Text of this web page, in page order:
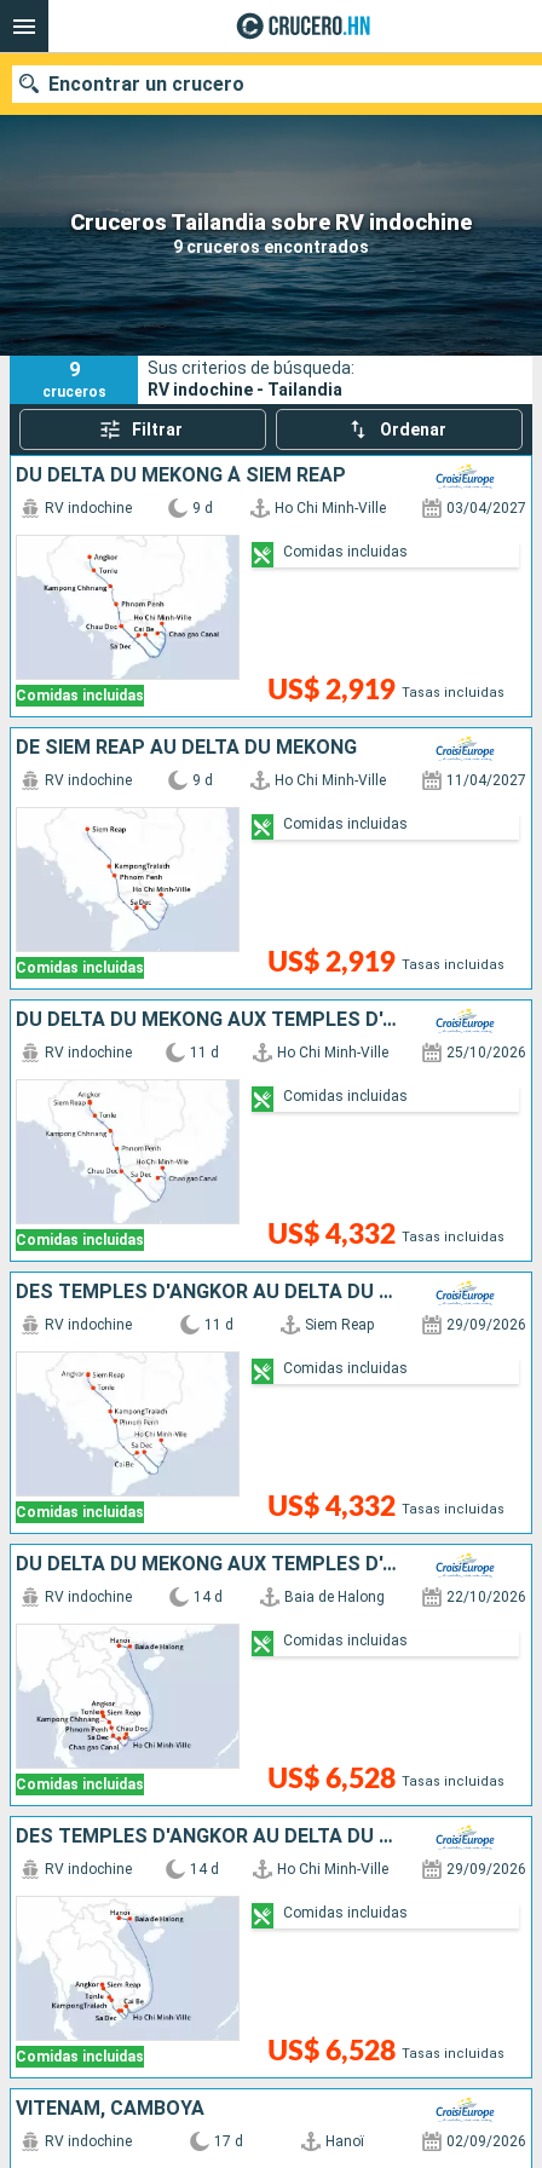
Cruceros Tailandia sobre RV indochine
9 cruceros encontrados
Encontrar un crucero
Nuestros destinos
Fecha de salida
Puertos Compañías
Buscar
9
cruceros
Sus criterios de búsqueda:
RV indochine - Tailandia
Filtrar Ordenar
DU DELTA DU MÉKONG À SIEM REAP
Comidas incluidas
RV indochine 9 d Ho Chi Minh-Ville 03/04/2027
US$ 2,919 Tasas incluidas
Comidas incluidas
DE SIEM REAP AU DELTA DU MÉKONG
Comidas incluidas
RV indochine 9 d Ho Chi Minh-Ville 11/04/2027
US$ 2,919 Tasas incluidas
Comidas incluidas
DU DELTA DU MÉKONG AUX TEMPLES D'ANGKOR (FORMULE PORT/PORT)
Comidas incluidas
RV indochine 11 d Ho Chi Minh-Ville 25/10/2026
US$ 4,332 Tasas incluidas
Comidas incluidas
DES TEMPLES D'ANGKOR AU DELTA DU MÉKONG
Comidas incluidas
RV indochine 11 d Siem Reap 29/09/2026
US$ 4,332 Tasas incluidas
Comidas incluidas
DU DELTA DU MÉKONG AUX TEMPLES D'ANGKOR, HANOÏ ET LA BAIE D'ALONG (FORMULE PORT/PORT)
Comidas incluidas
RV indochine 14 d Baia de Halong 22/10/2026
US$ 6,528 Tasas incluidas
Comidas incluidas
DES TEMPLES D'ANGKOR AU DELTA DU MÉKONG, HANOÏ ET LA BAIE D'ALONG (FORMULE PORT/PORT)
Comidas incluidas
RV indochine 14 d Ho Chi Minh-Ville 29/09/2026
US$ 6,528 Tasas incluidas
Comidas incluidas
VITENAM, CAMBOYA
RV indochine 17 d Hanoï 02/09/2026